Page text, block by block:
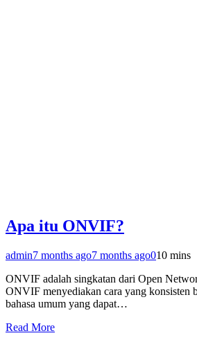
Apa itu ONVIF?
admin7 months ago7 months ago010 mins
ONVIF adalah singkatan dari Open
ONVIF menyediakan cara yang konsisten
bahasa umum yang dapat…
Read More